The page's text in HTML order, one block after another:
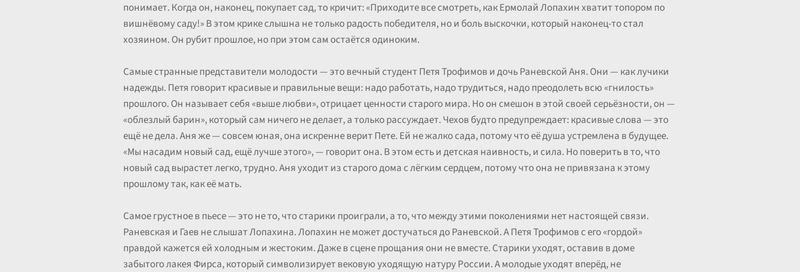
понимает. Когда он, наконец, покупает сад, то кричит: «Приходите все смотреть, как Ермолай Лопахин хватит топором по
вишнёвому саду!» В этом крике слышна не только радость победителя, но и боль выскочки, который наконец-то стал
хозяином. Он рубит прошлое, но при этом сам остаётся одиноким.
Самые странные представители молодости — это вечный студент Петя Трофимов и дочь Раневской Аня. Они — как лучики
надежды. Петя говорит красивые и правильные вещи: надо работать, надо трудиться, надо преодолеть всю «гнилость»
прошлого. Он называет себя «выше любви», отрицает ценности старого мира. Но он смешон в этой своей серьёзности, он —
«облезлый барин», который сам ничего не делает, а только рассуждает. Чехов будто предупреждает: красивые слова — это
ещё не дела. Аня же — совсем юная, она искренне верит Пете. Ей не жалко сада, потому что её душа устремлена в будущее.
«Мы насадим новый сад, ещё лучше этого», — говорит она. В этом есть и детская наивность, и сила. Но поверить в то, что
новый сад вырастет легко, трудно. Аня уходит из старого дома с лёгким сердцем, потому что она не привязана к этому
прошлому так, как её мать.
Самое грустное в пьесе — это не то, что старики проиграли, а то, что между этими поколениями нет настоящей связи.
Раневская и Гаев не слышат Лопахина. Лопахин не может достучаться до Раневской. А Петя Трофимов с его «гордой»
правдой кажется ей холодным и жестоким. Даже в сцене прощания они не вместе. Старики уходят, оставив в доме
забытого лакея Фирса, который символизирует вековую уходящую натуру России. А молодые уходят вперёд, не